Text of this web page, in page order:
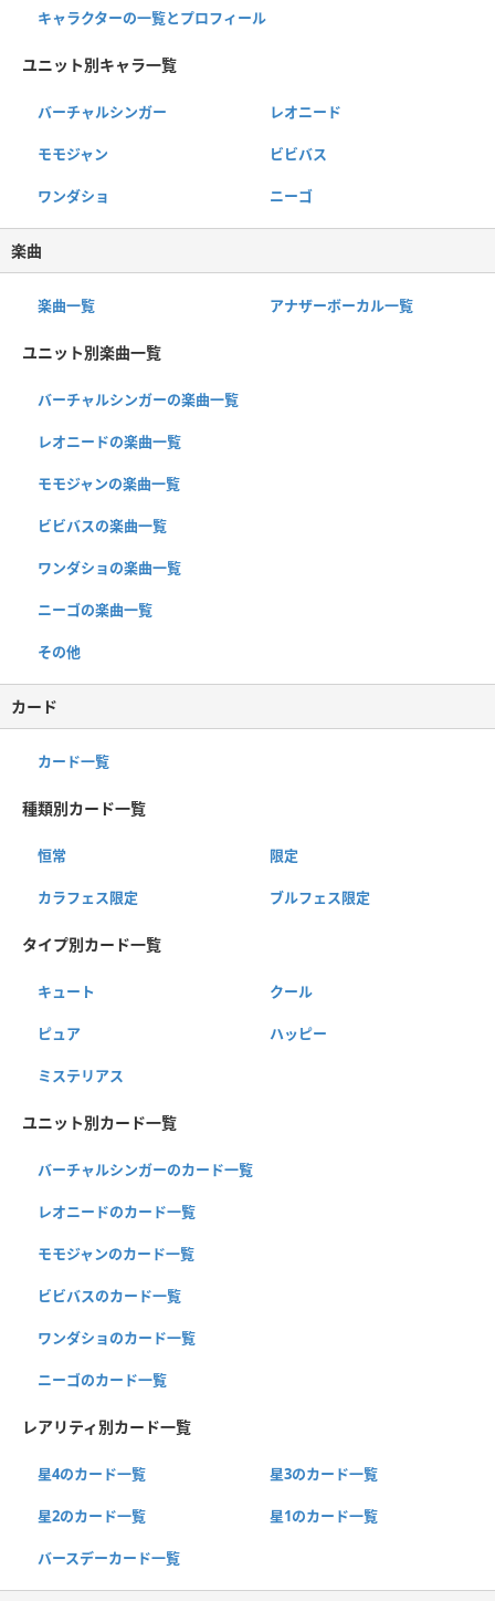
キャラクターの一覧とプロフィール
ユニット別キャラ一覧
バーチャルシンガー レオニード
モモジャン ビビバス
ワンダショ ニーゴ
楽曲
楽曲一覧 アナザーボーカル一覧
ユニット別楽曲一覧
バーチャルシンガーの楽曲一覧
レオニードの楽曲一覧
モモジャンの楽曲一覧
ビビバスの楽曲一覧
ワンダショの楽曲一覧
ニーゴの楽曲一覧
その他
カード
カード一覧
種類別カード一覧
恒常 限定
カラフェス限定 ブルフェス限定
タイプ別カード一覧
キュート クール
ピュア ハッピー
ミステリアス
ユニット別カード一覧
バーチャルシンガーのカード一覧
レオニードのカード一覧
モモジャンのカード一覧
ビビバスのカード一覧
ワンダショのカード一覧
ニーゴのカード一覧
レアリティ別カード一覧
星4のカード一覧 星3のカード一覧
星2のカード一覧 星1のカード一覧
バースデーカード一覧